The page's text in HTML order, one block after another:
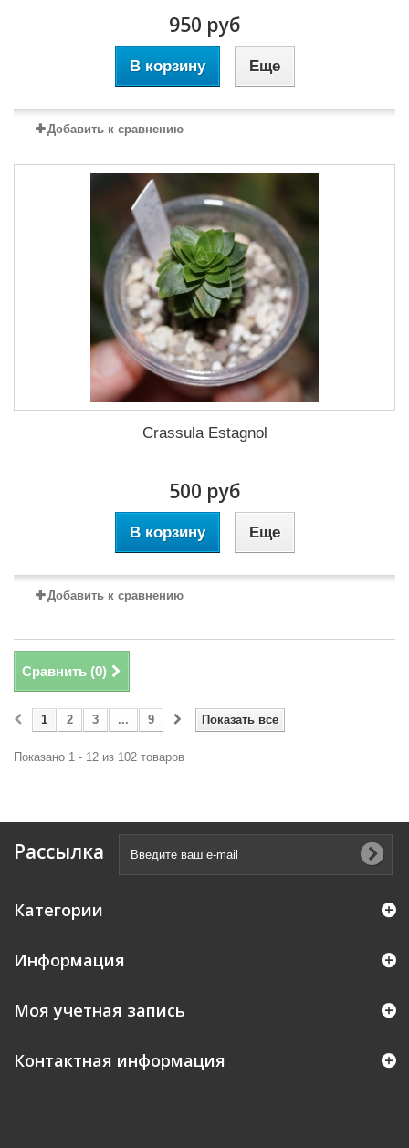
950 руб
В корзину Еще
Добавить к сравнению
Crassula Estagnol
500 руб
В корзину Еще
Добавить к сравнению
Сравнить (0)
Показать все
1 2 3 ... 9
Показано 1 - 12 из 102 товаров
Рассылка
Категории
Информация
Моя учетная запись
Контактная информация